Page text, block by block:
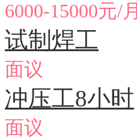
6000-15000元/月
试制焊工
面议
冲压工8小时
面议